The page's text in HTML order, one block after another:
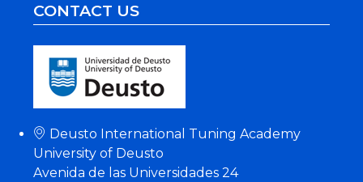
CONTACT US
Deusto International Tuning Academy
University of Deusto
Avenida de las Universidades 24